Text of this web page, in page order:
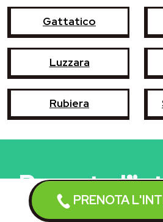
PRENOTA
Gattatico
Luzzara
Rubiera
Prenota
Un tecnico qualificato